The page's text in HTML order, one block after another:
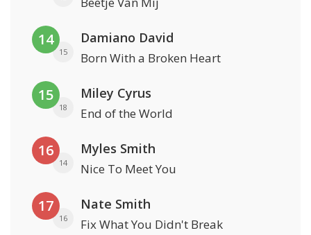
14
15
Damiano David
Born With a Broken Heart
15
18
Miley Cyrus
End of the World
16
14
Myles Smith
Nice To Meet You
17
16
Nate Smith
Fix What You Didn't Break